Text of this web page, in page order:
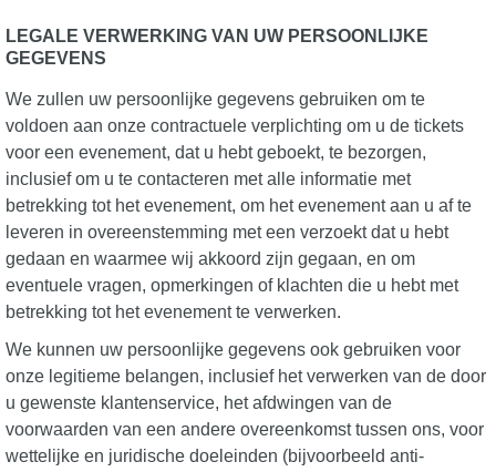
LEGALE VERWERKING VAN UW PERSOONLIJKE
GEGEVENS
We zullen uw persoonlijke gegevens gebruiken om te
voldoen aan onze contractuele verplichting om u de tickets
voor een evenement, dat u hebt geboekt, te bezorgen,
inclusief om u te contacteren met alle informatie met
betrekking tot het evenement, om het evenement aan u af te
leveren in overeenstemming met een verzoekt dat u hebt
gedaan en waarmee wij akkoord zijn gegaan, en om
eventuele vragen, opmerkingen of klachten die u hebt met
betrekking tot het evenement te verwerken.
We kunnen uw persoonlijke gegevens ook gebruiken voor
onze legitieme belangen, inclusief het verwerken van de door
u gewenste klantenservice, het afdwingen van de
voorwaarden van een andere overeenkomst tussen ons, voor
wettelijke en juridische doeleinden (bijvoorbeeld anti-